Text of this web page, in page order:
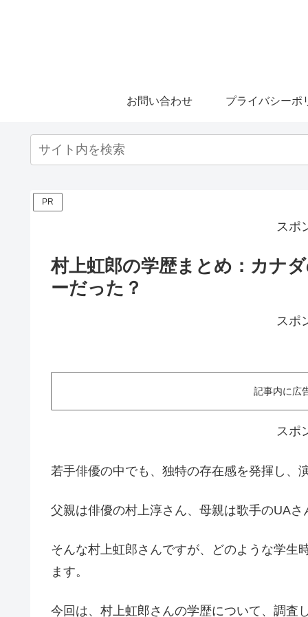
お問い合わせ プライバシーポ
PR
スポ
村上虹郎の学歴まとめ：カナ
ーだった？
スポ
記事内に広
スポ
若手俳優の中でも、独特の存在感を発揮し、
父親は俳優の村上淳さん、母親は歌手のUA
そんな村上虹郎さんですが、どのような学生
ます。
今回は、村上虹郎さんの学歴について、調査